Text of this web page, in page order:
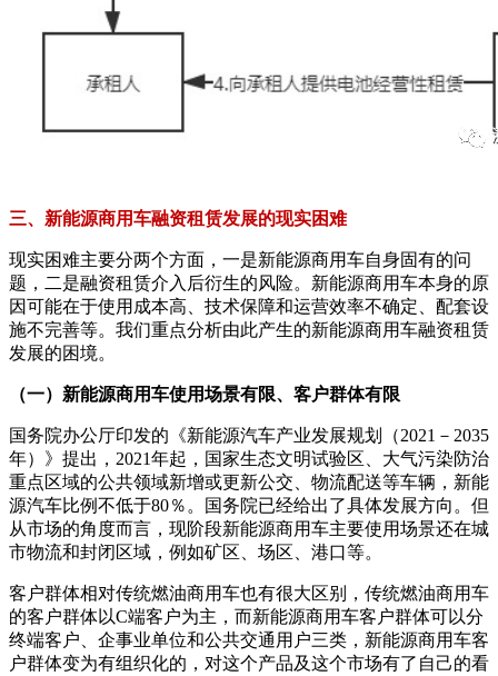
三、新能源商用车融资租赁发展的现实困难
现实困难主要分两个方面，一是新能源商用车自身固有的问
题，二是融资租赁介入后衍生的风险。新能源商用车本身的原
因可能在于使用成本高、技术保障和运营效率不确定、配套设
施不完善等。我们重点分析由此产生的新能源商用车融资租赁
发展的困境。
（一）新能源商用车使用场景有限、客户群体有限
国务院办公厅印发的《新能源汽车产业发展规划（2021－2035
年）》提出，2021年起，国家生态文明试验区、大气污染防治
重点区域的公共领域新增或更新公交、物流配送等车辆，新能
源汽车比例不低于80％。国务院已经给出了具体发展方向。但
从市场的角度而言，现阶段新能源商用车主要使用场景还在城
市物流和封闭区域，例如矿区、场区、港口等。
客户群体相对传统燃油商用车也有很大区别，传统燃油商用车
的客户群体以C端客户为主，而新能源商用车客户群体可以分
终端客户、企事业单位和公共交通用户三类，新能源商用车客
户群体变为有组织化的，对这个产品及这个市场有了自己的看